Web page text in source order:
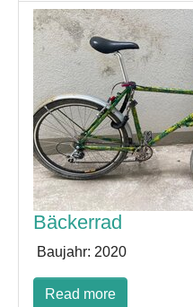
Bäckerrad
Baujahr: 2020
Read more